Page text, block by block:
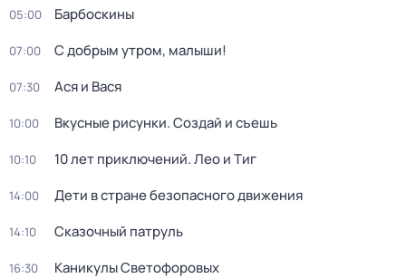
05:00 Барбоскины
07:00 С добрым утром, малыши!
07:30 Ася и Вася
10:00 Вкусные рисунки. Создай и съешь
10:10 10 лет приключений. Лео и Тиг
14:00 Дети в стране безопасного движения
14:10 Сказочный патруль
16:30 Каникулы Светофоровых